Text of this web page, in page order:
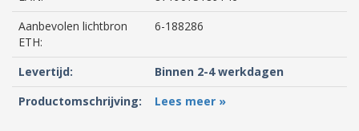
Aanbevolen lichtbron
ETH:
6-188286
Levertijd:
Binnen 2-4 werkdagen
Productomschrijving:
Lees meer »